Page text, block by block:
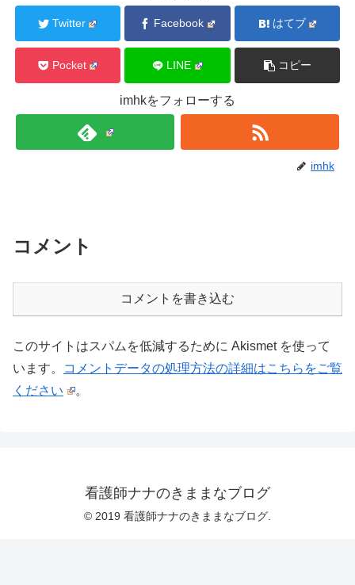
Twitter Facebook はてブ
Pocket LINE コピー
imhkをフォローする
imhk
コメント
コメントを書き込む
このサイトはスパムを低減するために Akismet を使って
います。
コメントデータの処理方法の詳細はこちらをご覧
ください
。
看護師ナナのきままなブログ
© 2019 看護師ナナのきままなブログ.